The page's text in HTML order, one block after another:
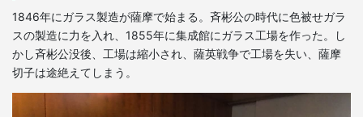
1846年にガラス製造が薩摩で始まる。斉彬公の時代に色被せガラ
スの製造に力を入れ、1855年に集成館にガラス工場を作った。し
かし斉彬公没後、工場は縮小され、薩英戦争で工場を失い、薩摩
切子は途絶えてしまう。